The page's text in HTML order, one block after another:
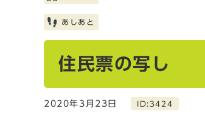
あしあと
住民票の写し
2020年3月23日 ID:3424